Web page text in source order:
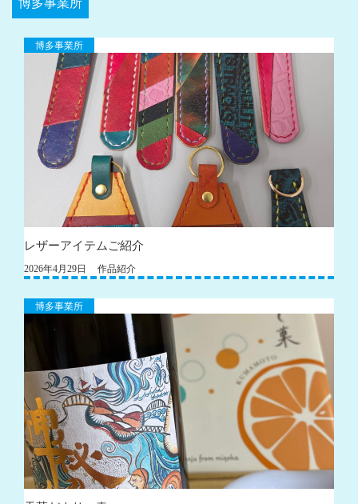
博多事業所
博多事業所
レザーアイテムご紹介
2026年4月29日 作品紹介
博多事業所